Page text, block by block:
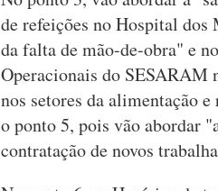
de refeições no Hospital
da falta de mão-de-obra" e
Operacionais do SESARAM
nos setores da alimentação
o ponto 5, pois vão abordar
contratação de novos